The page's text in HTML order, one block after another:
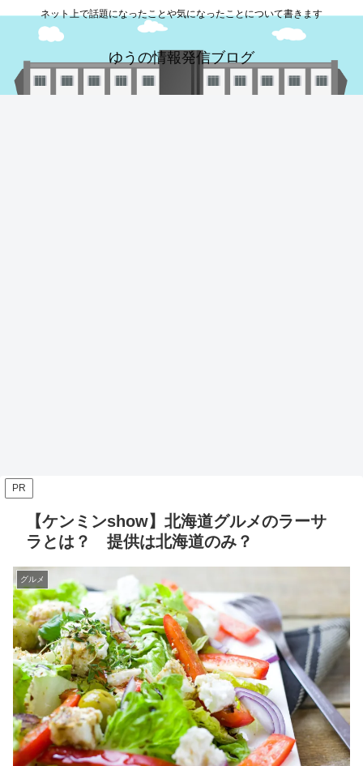
ネット上で話題になったことや気になったことについて書きます
ゆうの情報発信ブログ
PR
【ケンミンshow】北海道グルメのラーサ
ラとは？ 提供は北海道のみ？
グルメ